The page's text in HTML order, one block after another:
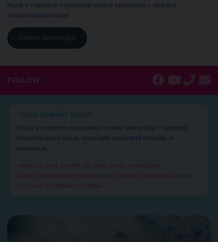
Nově v nabídce naleznete online semináře - unikátní
multimediální lekce.
Online semináře
FOLLOW:
ONLINE SEMINÁŘE A LEKCE
Nově v nabídce naleznete online semináře – unikátní
multimediální lekce, naprosto konkrétní návody a
inspirace.
Aktivace tvojí životní síly jako cesta sebelásky
Velká partnerská rekapitulace a restart vašeho vztahu
Slovy ke šťastnému vztahu